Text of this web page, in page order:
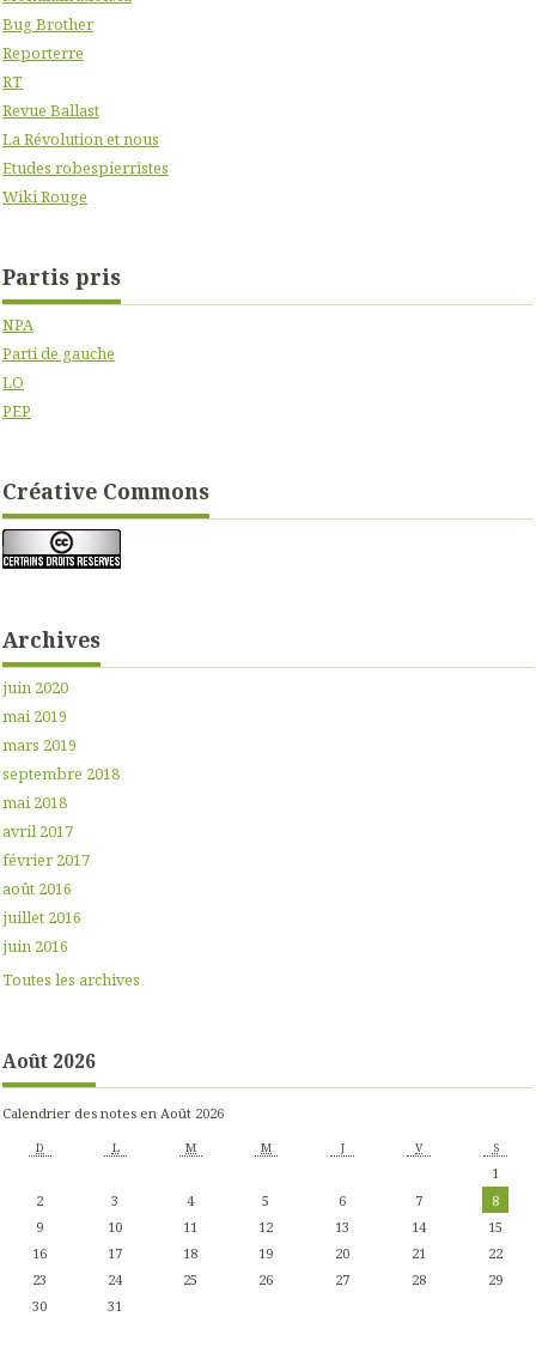
Bug Brother
Reporterre
RT
Revue Ballast
La Révolution et nous
Etudes robespierristes
Wiki Rouge
Partis pris
NPA
Parti de gauche
LO
PEP
Créative Commons
Archives
juin 2020
mai 2019
mars 2019
septembre 2018
mai 2018
avril 2017
février 2017
août 2016
juillet 2016
juin 2016
Toutes les archives
Août 2026
Calendrier des notes en Août 2026
D L M M J V S
1
2
3 4 5 6 7
8
9
10 11 12 13 14
15
16
17 18 19 20 21
22
23
24 25 26 27 28
29
30
31